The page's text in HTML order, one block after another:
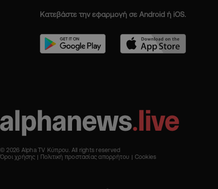
Κατεβάστε την εφαρμογή σε Android ή iOS.
© 2026 Alpha TV Κύπρου. All rights reserved
Όροι χρήσης
Πολιτική προστασίας απορρήτου Cookies